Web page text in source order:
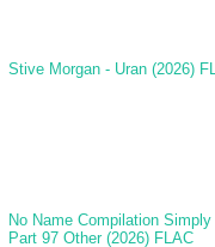
Stive Morgan - Uran (2026)
No Name Compilation
Part 97 Other (2026) FLAC